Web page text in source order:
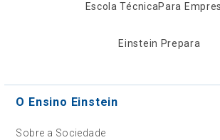
Escola TécnicaPara
Einstein Prepara
O Ensino Einstein
Sobre a Sociedade